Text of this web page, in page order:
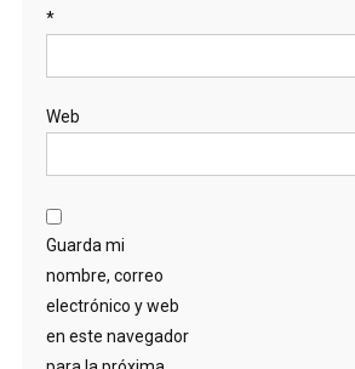
*
Web
Guarda mi
nombre, correo
electrónico y web
en este navegador